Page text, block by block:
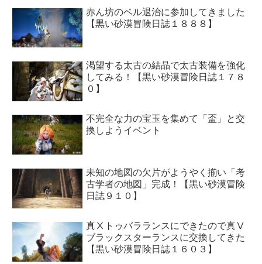
赤ん坊のベル退治に参加してきました
【黒い砂漠冒険日誌１８８８】
渇望する太古の結晶で太古装備を強化
してみる！【黒い砂漠冒険日誌１７８
０】
不完全な力の宝玉を集めて「盃」と交
換しようイベント
未知の地図の欠片がようやく揃い「考
古学者の地図」完成！【黒い砂漠冒険
日誌９１０】
真Ⅹトゥバラランスにできたので真Ⅴ
ブラックスターランスに交換してきた
【黒い砂漠冒険日誌１６０３】